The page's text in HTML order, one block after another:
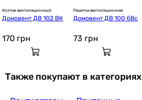
Колпак вентиляционный
Домовент ДВ 102 ВК
170 грн
Решетка вентиляционная
Домовент ДВ 100 бВс
73 грн
Также покупают в категориях